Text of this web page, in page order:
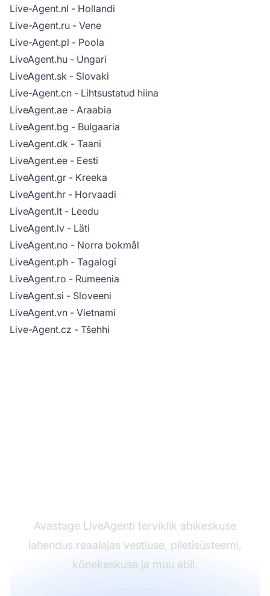
Live-Agent.nl - Hollandi
Live-Agent.ru - Vene
Live-Agent.pl - Poola
LiveAgent.hu - Ungari
LiveAgent.sk - Slovaki
Live-Agent.cn - Lihtsustatud hiina
LiveAgent.ae - Araabia
LiveAgent.bg - Bulgaaria
LiveAgent.dk - Taani
LiveAgent.ee - Eesti
LiveAgent.gr - Kreeka
LiveAgent.hr - Horvaadi
LiveAgent.lt - Leedu
LiveAgent.lv - Läti
LiveAgent.no - Norra bokmål
LiveAgent.ph - Tagalogi
LiveAgent.ro - Rumeenia
LiveAgent.si - Sloveeni
LiveAgent.vn - Vietnami
Live-Agent.cz - Tšehhi
Avastage LiveAgenti terviklik abikeskuse
lahendus reaalajas vestluse, piletisüsteemi,
kõnekeskuse ja muu abil.